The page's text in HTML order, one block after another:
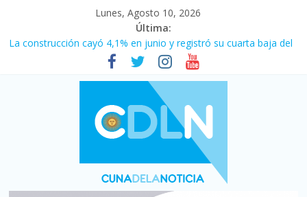
Lunes, Agosto 10, 2026
Última:
El agro argentino logró un récord histórico de exportaciones en
el primer semestre de 2026
La construcción cayó 4,1% en junio y registró su cuarta baja del
El consumo sigue frenado: las ventas minoristas cayeron 3,8 en
julio y acumulan siete meses en baja
Newell’s cayó 2 a 1 ante Defensa y Justicia en Florencio Varela
Milei y los errores no forzados